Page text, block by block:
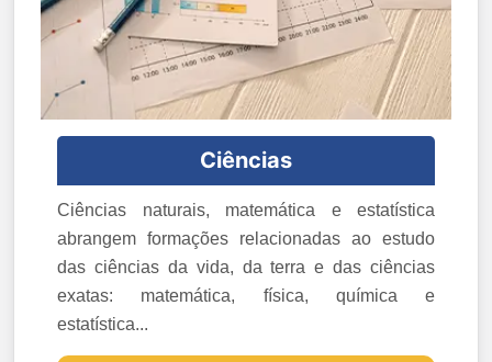
Ciências
Ciências naturais, matemática e estatística
abrangem formações relacionadas ao estudo
das ciências da vida, da terra e das ciências
exatas: matemática, física, química e
estatística...